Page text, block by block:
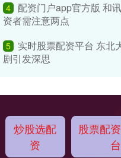
4
配资门户app官方版 和
资者需注意两点
5
实时股票配资平台 东北
剧引发深思
炒股选配
资
股票配
台